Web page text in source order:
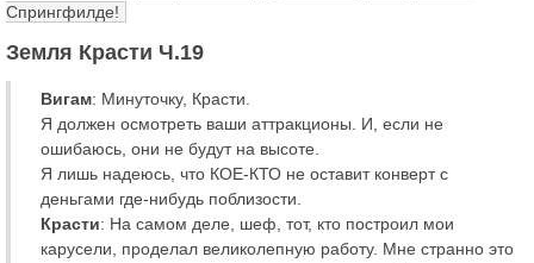
Спрингфилде!
Земля Красти Ч.19
Вигам: Минуточку, Красти.
Я должен осмотреть ваши аттракционы. И, если не
ошибаюсь, они не будут на высоте.
Я лишь надеюсь, что КОЕ-КТО не оставит конверт с
деньгами где-нибудь поблизости.
Красти: На самом деле, шеф, тот, кто построил мои
карусели, проделал великолепную работу. Мне странно это